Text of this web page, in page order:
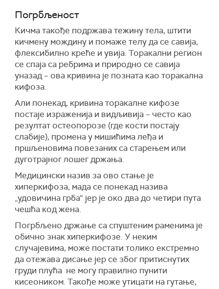
Погрбљеност
Кичма такође подржава тежину тела, штити
кичмену мождину и помаже телу да се савија,
флексибилно креће и увија. Торакални регион
се спаја са ребрима и природно се савија
уназад – ова кривина је позната као торакална
кифоза.
Али понекад, кривина торакалне кифозе
постаје израженија и видљивија – често као
резултат остеопорозе (где кости постају
слабије), промена у мишићима леђа и
пршљеновима повезаних са старењем или
дуготрајног лошег држања.
Медицински назив за ово стање је
хиперкифоза, мада се понекад назива
„удовичина грба“ јер је око два до четири пута
чешћа код жена.
Погрбљено држање са спуштеним раменима је
обично знак хиперкифозе. У неким
случајевима, може постати толико екстремно
да отежава дисање јер се због притиснутих
груди плућа не могу правилно пунити
кисеоником. Такође може утицати на гутање,